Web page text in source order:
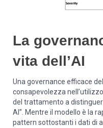
La
vita dell’AI
Una governance efficace
consapevolezza
del trattamento a
AI”. Mentre il modello è la
pattern sottostanti i dati di